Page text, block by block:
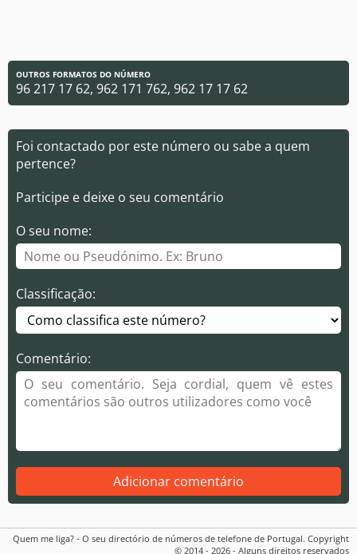
OUTROS FORMATOS DO NÚMERO
96 217 17 62, 962 171 762, 962 17 17 62
Foi contactado por este número ou sabe a quem
pertence?
Participe e deixe o seu comentário
O seu nome:
Classificação:
Comentário:
Adicionar comentário
Quem me liga? - O seu directório de números de telefone de Portugal. Copyright
© 2014 - 2026 - Alguns direitos reservados